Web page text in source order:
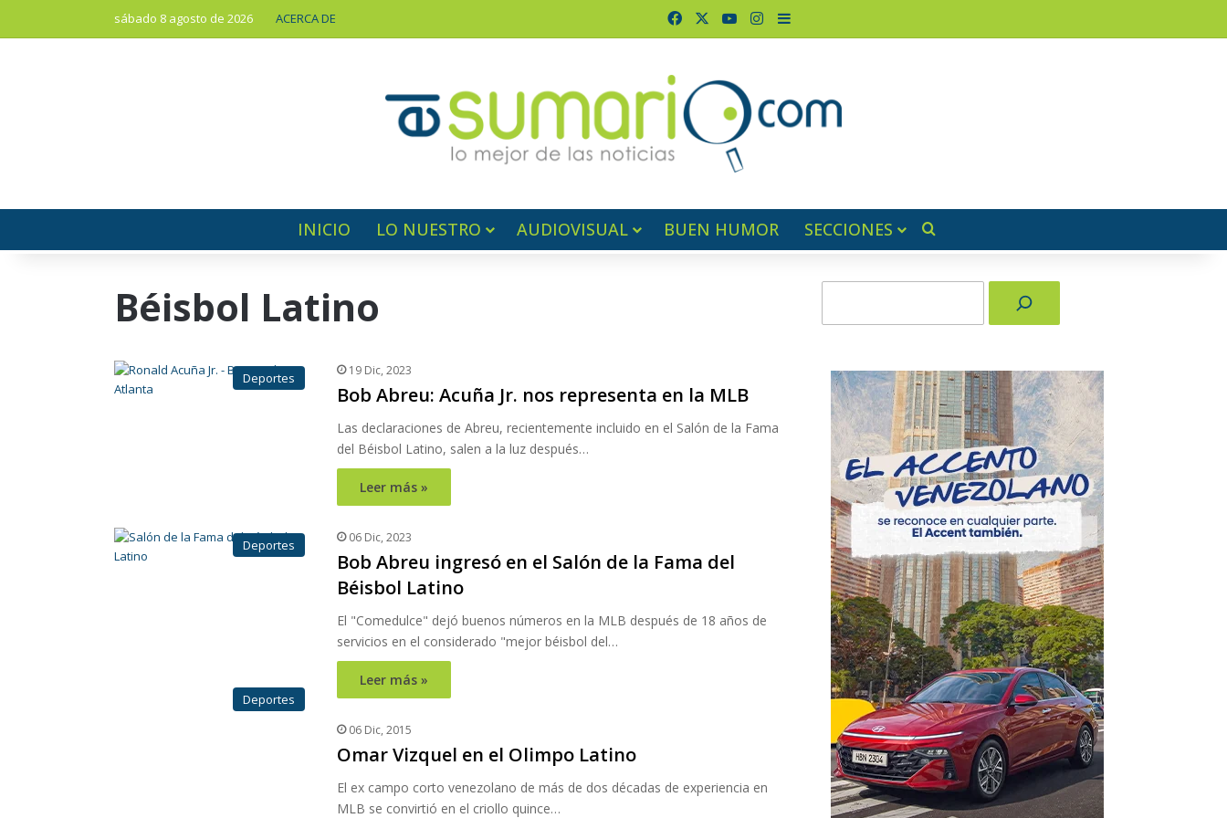
sábado 8 agosto de 2026 ACERCA DE FacebookYouTubeInstagram
Barra lateral
INICIO LO NUESTRO AUDIOVISUAL BUEN HUMOR SECCIONES
Béisbol Latino
Deportes 19 Dic, 2023
Bob Abreu: Acuña Jr. nos representa en la MLB
Las declaraciones de Abreu, recientemente incluido en el Salón de la Fama
del Béisbol Latino, salen a la luz después…
Leer más »
Deportes 06 Dic, 2023
Bob Abreu ingresó en el Salón de la Fama del
Béisbol Latino
El "Comedulce" dejó buenos números en la MLB después de 18 años de
servicios en el considerado "mejor béisbol del…
Leer más »
Deportes
06 Dic, 2015
Omar Vizquel en el Olimpo Latino
El ex campo corto venezolano de más de dos décadas de experiencia en
MLB se convirtió en el criollo quince…